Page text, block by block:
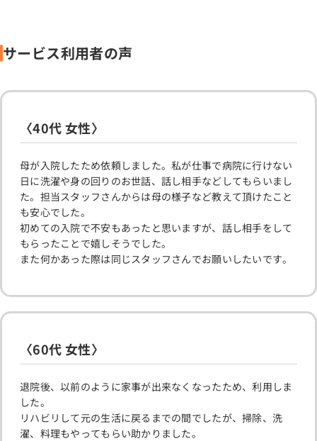
サービス利用者の声
〈40代 女性〉
母が入院したため依頼しました。私が仕事で病院に行けない
日に洗濯や身の回りのお世話、話し相手などしてもらいまし
た。担当スタッフさんからは母の様子など教えて頂けたこと
も安心でした。
初めての入院で不安もあったと思いますが、話し相手をして
もらったことで嬉しそうでした。
また何かあった際は同じスタッフさんでお願いしたいです。
〈60代 女性〉
退院後、以前のように家事が出来なくなったため、利用しま
した。
リハビリして元の生活に戻るまでの間でしたが、掃除、洗
濯、料理もやってもらい助かりました。